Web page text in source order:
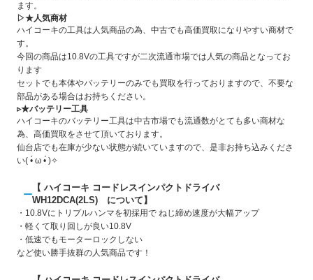
ます。
▷★人気商材
ハイコーキの工具は人気商品の為、中古でも高価買取になりやすい商材で
す。
今回の商品は10.8Vの工具ですが二次流通市場では人気の商品となってお
ります
セットでも本体やバッテリーのみでも買取を行っておりますので、不要な
部品がある場合はお持ちください。
▹★バッテリー工具
ハイコーキのバッテリー工具は中古市場でも流通数がとても多い商材な
為、高価買取をさせて頂いております。
仙台店でも在庫が少ない状態が続いていますので、是非お持ち込みくださ
い( •̀ ω •́ )✧
【 ハイコーキ コードレスインパクトドライバ
WH12DCA(2LS) について】
・10.8Vにトリプルハンマを初採用で ねじ締め速度が大幅アップ
・軽くて取り回しが良い10.8V
・低速でもモーターロックしない
など使い勝手抜群の人気商品です！